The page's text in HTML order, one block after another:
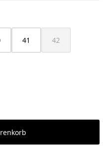
ist zurzeit nicht verfügbar.)
41 42
(Diese Option ist
gewünschten